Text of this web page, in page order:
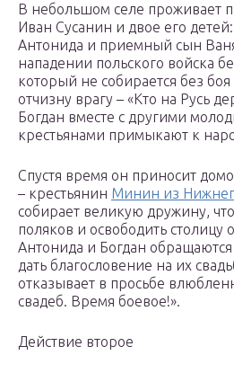
В небольшом селе проживает
Иван Сусанин и двое его
Антонида и приемный сын
нападении польского войска
который не собирается без боя
отчизну врагу – «Кто на Русь
Богдан вместе с другими
крестьянами примыкают к
Спустя время он приносит
– крестьянин Минин из
собирает великую дружину,
поляков и освободить столицу
Антонида и Богдан
дать благословение на их
отказывает в просьбе
свадеб. Время боевое!».
Действие второе